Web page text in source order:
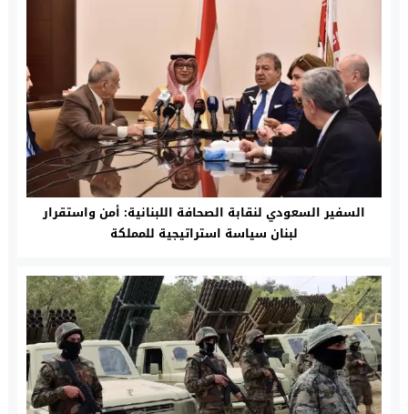
السفير السعودي لنقابة الصحافة اللبنانية: أمن واستقرار
لبنان سياسة استراتيجية للمملكة